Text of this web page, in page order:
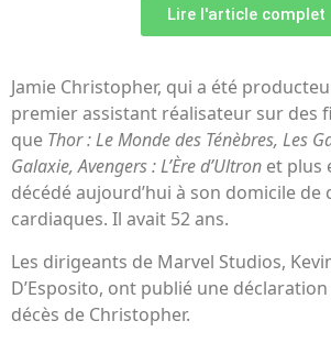
Lire l'article complet
Jamie Christopher, qui a été
premier assistant réalisateur sur des
que Thor : Le Monde des Ténèbres, Les
Galaxie, Avengers : L’Ère d’Ultron et plus
décédé aujourd’hui à son domicile de
cardiaques. Il avait 52 ans.
Les dirigeants de Marvel Studios,
D’Esposito, ont publié une
décès de Christopher.